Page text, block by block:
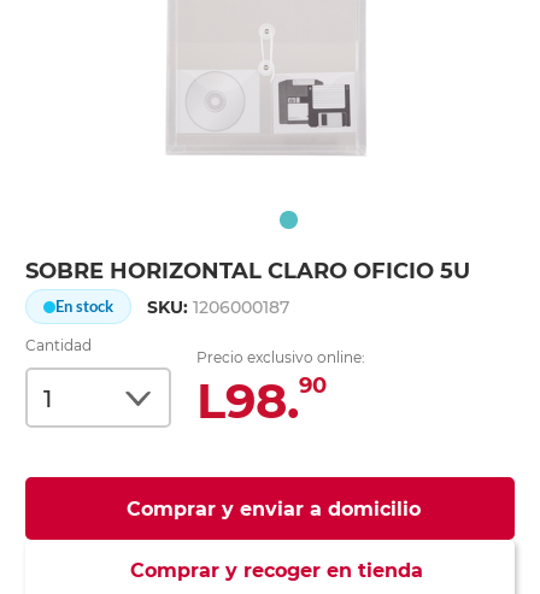
SOBRE HORIZONTAL CLARO OFICIO 5U
En stock SKU:1206000187
Cantidad
Precio exclusivo online:
L98.90
Comprar y enviar a domicilio
Comprar y recoger en tienda